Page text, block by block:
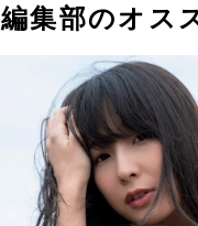
編集部のオス